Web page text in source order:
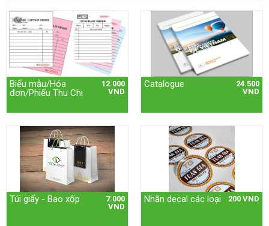
Biểu mẫu/Hóa
đơn/Phiếu Thu Chi
12.000
VND
Catalogue
24.500
VND
Túi giấy - Bao xốp
7.000
VND
Nhãn decal các loại 200 VND